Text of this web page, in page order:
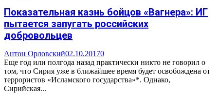
Показательная казнь бойцов «Вагнера»: ИГ
пытается запугать российских
добровольцев
Антон Орловский02.10.20170
Еще год или полгода назад практически никто не говорил о
том, что Сирия уже в ближайшее время будет освобождена от
террористов «Исламского государства»*. Однако,
Сирийская...